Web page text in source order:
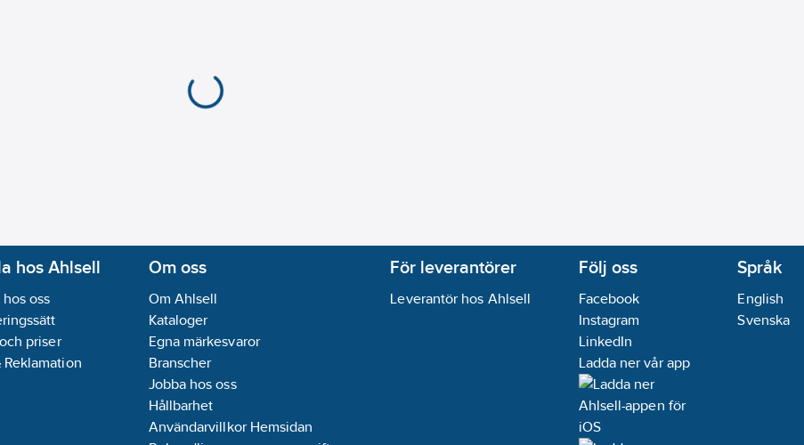
hos Ahlsell
oss
priser
Reklamation
Om oss
Om Ahlsell
Kataloger
Egna märkesvaror
Branscher
Jobba hos oss
Hållbarhet
Användarvillkor Hemsidan
För leverantörer
Leverantör hos Ahlsell
Följ oss
Facebook
Instagram
LinkedIn
Ladda ner vår app
Språk
English
Svenska